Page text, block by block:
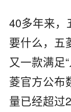
40多年来，
要什么，五
又一款满足
菱官方公布
量已经超过